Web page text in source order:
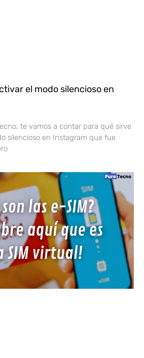
el modo silencioso en
te vamos a contar para qué sirve
silencioso en Instagram que fue